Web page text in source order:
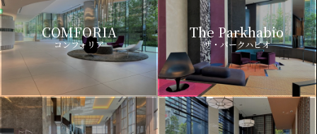
COMFORIA
コンフォリア
The Parkhabio
ザ・パークハビオ